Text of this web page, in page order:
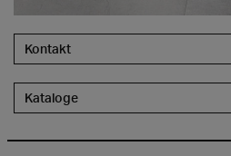
Kontakt
Kataloge